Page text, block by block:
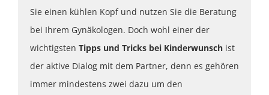
Sie einen kühlen Kopf und nutzen Sie die Beratung
bei Ihrem Gynäkologen. Doch wohl einer der
wichtigsten Tipps und Tricks bei Kinderwunsch ist
der aktive Dialog mit dem Partner, denn es gehören
immer mindestens zwei dazu um den